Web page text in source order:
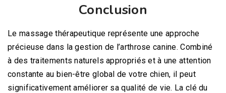
Conclusion
Le massage thérapeutique représente une approche
précieuse dans la gestion de l’arthrose canine. Combiné
à des traitements naturels appropriés et à une attention
constante au bien-être global de votre chien, il peut
significativement améliorer sa qualité de vie. La clé du